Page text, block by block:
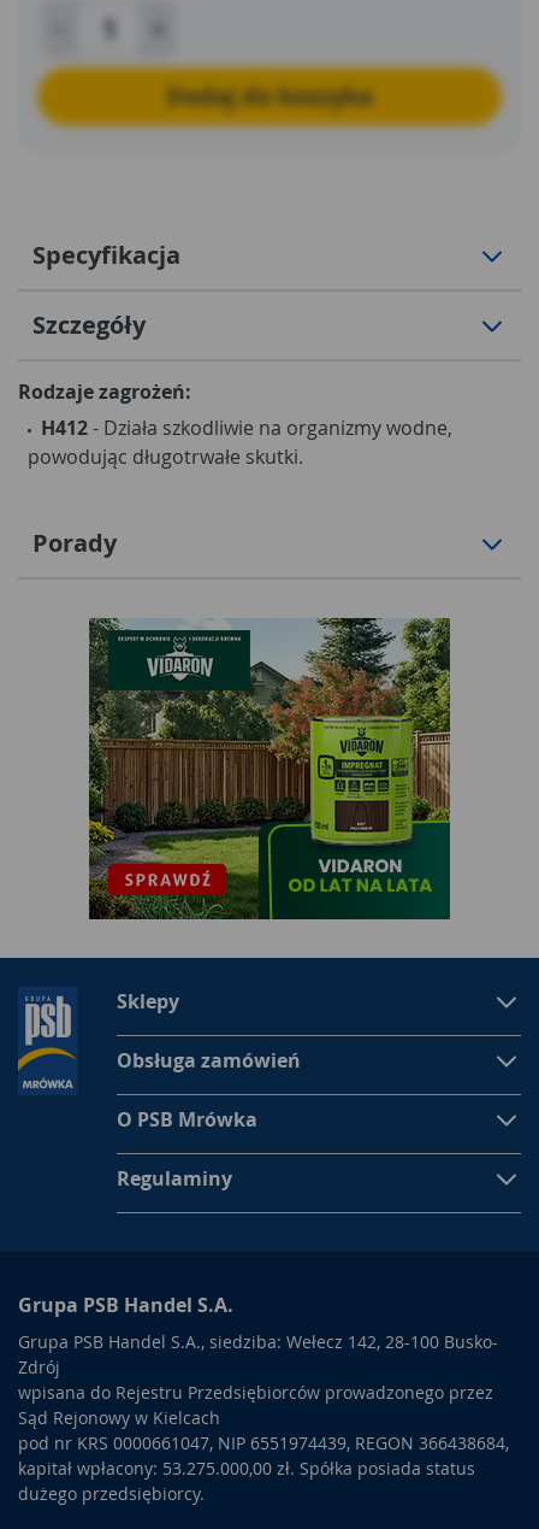
Dodaj do koszyka
Specyfikacja
Szczegóły
Rodzaje zagrożeń:
H412- Działa szkodliwie na organizmy wodne,
powodując długotrwałe skutki.
Porady
Sklepy
Obsługa zamówień
O PSB Mrówka
Regulaminy
Grupa PSB Handel S.A.
Grupa PSB Handel S.A., siedziba: Wełecz 142, 28-100 Busko-
Zdrój
wpisana do Rejestru Przedsiębiorców prowadzonego przez
Sąd Rejonowy w Kielcach
pod nr KRS 0000661047, NIP 6551974439, REGON 366438684,
kapitał wpłacony: 53.275.000,00 zł. Spółka posiada status
dużego przedsiębiorcy.